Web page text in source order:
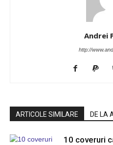
Andrei
http://
ARTICOLE SIMILARE DE LA
10 coveruri